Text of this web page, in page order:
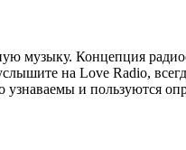
музыку. Концепция
на Love Radio,
и пользуются